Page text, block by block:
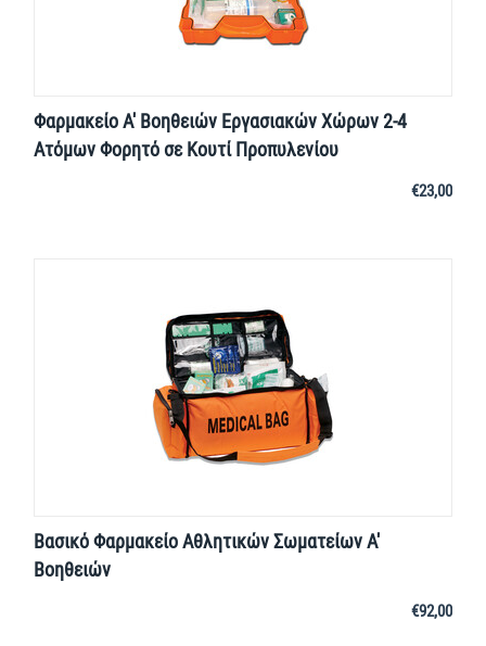
Φαρμακείο Α' Βοηθειών Εργασιακών Χώρων 2-4
Ατόμων Φορητό σε Κουτί Προπυλενίου
€23,00
Βασικό Φαρμακείο Αθλητικών Σωματείων Α'
Βοηθειών
€92,00